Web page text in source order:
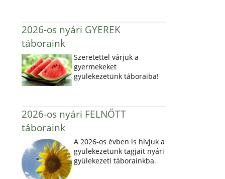
2026-os nyári GYEREK
táboraink
Szeretettel várjuk a
gyermekeket
gyülekezetünk táboraiba!
2026-os nyári FELNŐTT
táboraink
A 2026-os évben is hívjuk a
gyülekezetünk tagjait nyári
gyülekezeti táborainkba.